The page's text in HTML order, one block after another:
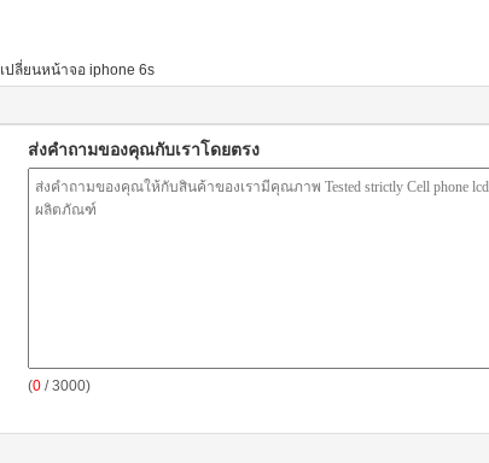
เปลี่ยนหน้าจอ iphone 6s
ส่งคำถามของคุณกับเราโดยตรง
(0 / 3000)